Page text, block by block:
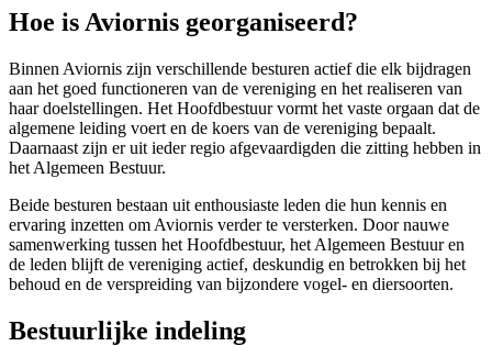
Hoe is Aviornis georganiseerd?
Binnen Aviornis zijn verschillende besturen actief die elk bijdragen
aan het goed functioneren van de vereniging en het realiseren van
haar doelstellingen. Het Hoofdbestuur vormt het vaste orgaan dat de
algemene leiding voert en de koers van de vereniging bepaalt.
Daarnaast zijn er uit ieder regio afgevaardigden die zitting hebben in
het Algemeen Bestuur.
Beide besturen bestaan uit enthousiaste leden die hun kennis en
ervaring inzetten om Aviornis verder te versterken. Door nauwe
samenwerking tussen het Hoofdbestuur, het Algemeen Bestuur en
de leden blijft de vereniging actief, deskundig en betrokken bij het
behoud en de verspreiding van bijzondere vogel- en diersoorten.
Bestuurlijke indeling